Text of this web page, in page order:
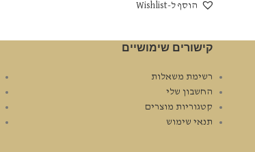
הוסף ל-Wishlist
קישורים שימושיים
רשימת משאלות
החשבון שלי
קטגוריות מוצרים
תנאי שימוש